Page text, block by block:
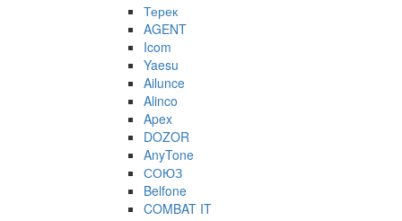
Терек
AGENT
Icom
Yaesu
Ailunce
Alinco
Apex
DOZOR
AnyTone
СОЮЗ
Belfone
COMBAT IT